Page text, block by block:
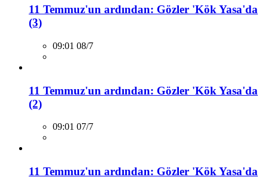
11 Temmuz'un ardından: Gözler 'Kök Yasa'da
(3)
09:01 08/7
11 Temmuz'un ardından: Gözler 'Kök Yasa'da
(2)
09:01 07/7
11 Temmuz'un ardından: Gözler 'Kök Yasa'da